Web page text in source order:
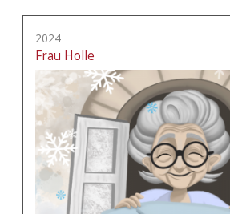
2024
Frau Holle